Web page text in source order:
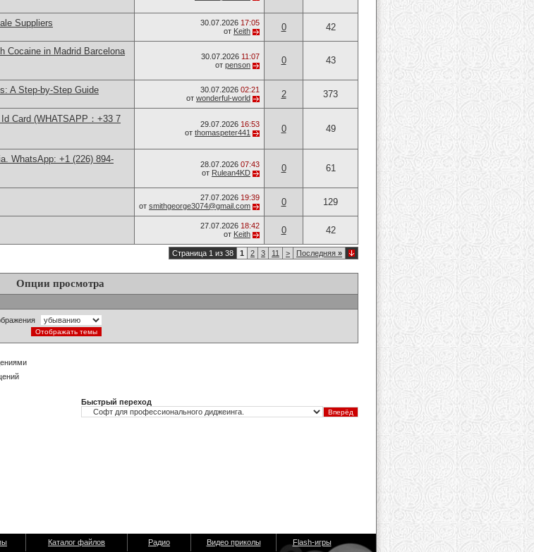
Suppliers 30.07.2026 17:05
от Keith 0 42
Cocaine in Madrid Barcelona
30.07.2026 11:07
от penson 0 43
A Step-by-Step Guide 30.07.2026 02:21
от wonderful-world 2 373
Card (WHATSAPP：+33 7
29.07.2026 16:53
от thomaspeter441 0 49
WhatsApp: +1 (226) 894-
28.07.2026 07:43
от Rulean4KD 0 61
27.07.2026 19:39
от smithgeorge3074@gmail.com 0 129
27.07.2026 18:42
от Keith 0 42
Страница 1 из 38 1 2 3 11 > Последняя »
Опции просмотра
Быстрый переход
Каталог файлов Радио Видео приколы Flash-игры